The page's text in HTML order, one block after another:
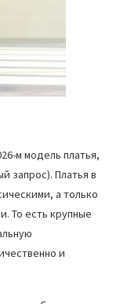
м модель платья,
запрос). Платья в
а только
То есть крупные
и